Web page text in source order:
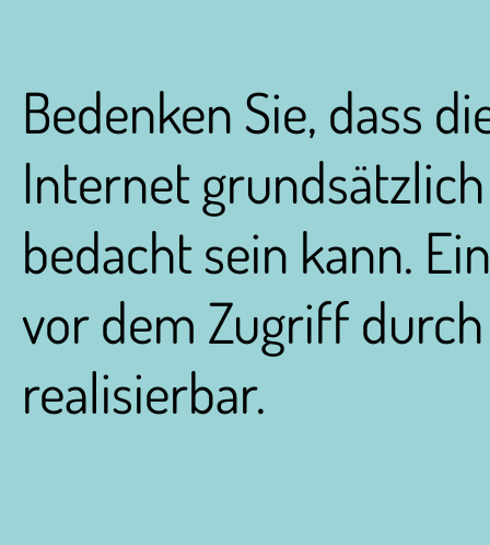
Bedenken Sie, dass
Internet
bedacht sein kann.
vor dem Zugriff
realisierbar.